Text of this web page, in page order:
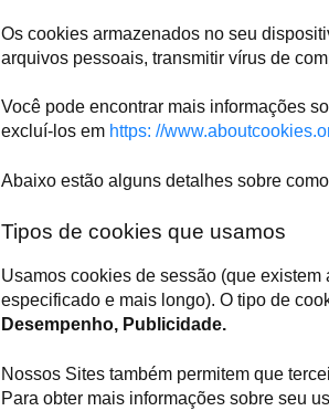
Os cookies armazenados no seu
arquivos pessoais, transmitir vírus de
Você pode encontrar mais informações
excluí-los em https: //
Abaixo estão alguns detalhes sobre
Tipos de cookies que usamos
Usamos cookies de sessão (que
especificado e mais longo). O tipo de
Desempenho, Publicidade.
Nossos Sites também permitem que
Para obter mais informações sobre seu